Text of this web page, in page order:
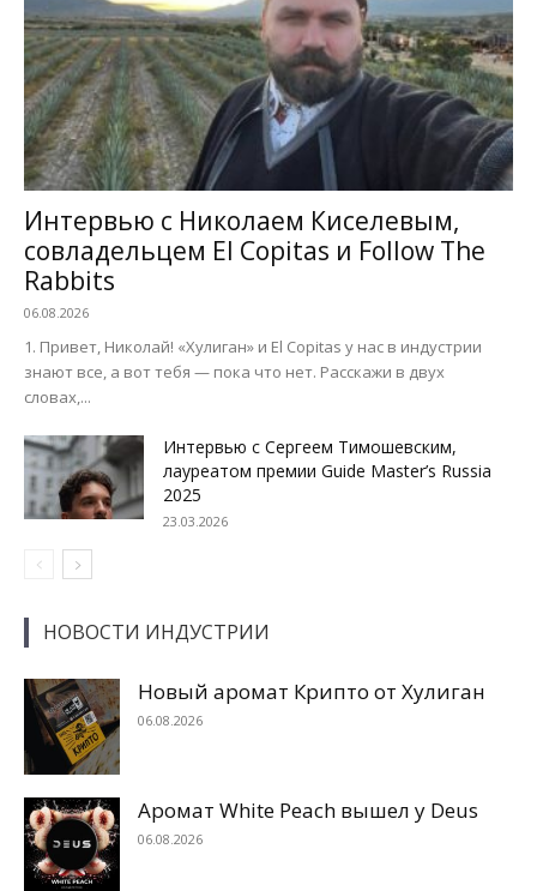
Интервью с Николаем Киселевым,
совладельцем El Copitas и Follow The
Rabbits
06.08.2026
1. Привет, Николай! «Хулиган» и El Copitas у нас в индустрии
знают все, а вот тебя — пока что нет. Расскажи в двух
словах,...
Интервью с Сергеем Тимошевским,
лауреатом премии Guide Master’s Russia
2025
23.03.2026
НОВОСТИ ИНДУСТРИИ
Новый аромат Крипто от Хулиган
06.08.2026
Аромат White Peach вышел у Deus
06.08.2026